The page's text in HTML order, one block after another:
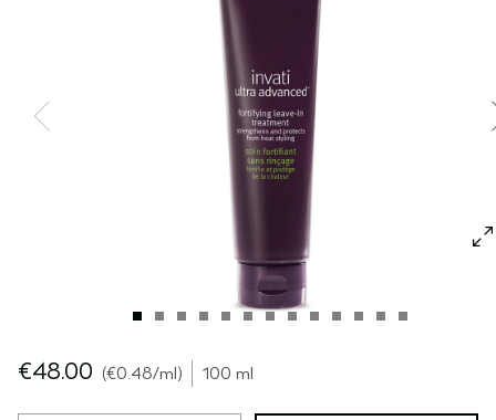
SÉRUM POUR LES CHEVEUX
CUIR CHEVELU SENSIBLE
TOUTES LES COLLECTIONS
€48.00 €0.48/ml 100 ml